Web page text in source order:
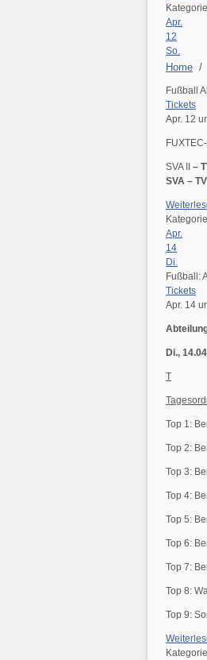
Home /
Apr.
12
So.
Fußball
Tickets
Apr. 12
SVA II –
SVA –
Apr.
14
Di.
Fußball:
Tickets
Apr. 14
Di.,
T
Top 1:
Top 2:
Top 3:
Top 4:
Top 5:
Top 6:
Top 7:
Top 8:
Top 9: